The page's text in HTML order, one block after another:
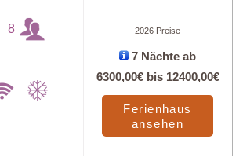
8 2026 Preise
7 Nächte ab
6300,00€bis 12400,00€
Ferienhaus
ansehen